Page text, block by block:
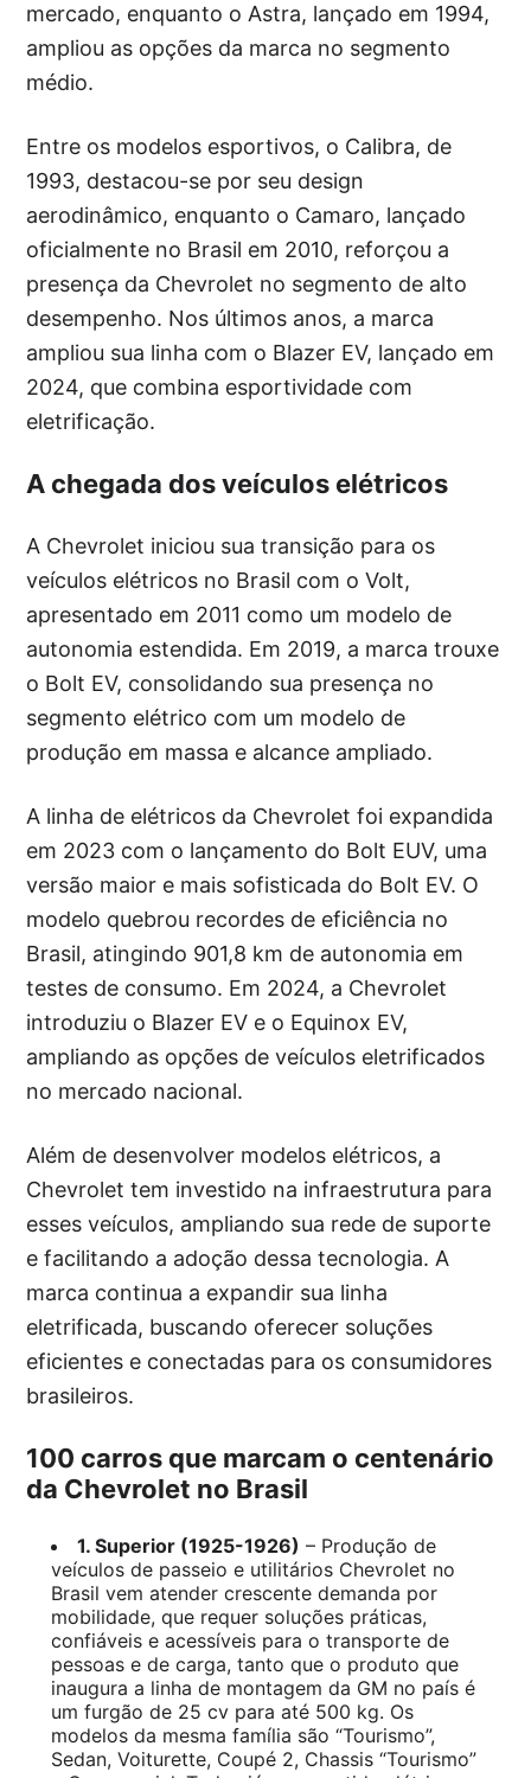
mercado, enquanto o Astra, lançado em 1994,
ampliou as opções da marca no segmento
médio.
Entre os modelos esportivos, o Calibra, de
1993, destacou-se por seu design
aerodinâmico, enquanto o Camaro, lançado
oficialmente no Brasil em 2010, reforçou a
presença da Chevrolet no segmento de alto
desempenho. Nos últimos anos, a marca
ampliou sua linha com o Blazer EV, lançado em
2024, que combina esportividade com
eletrificação.
A chegada dos veículos elétricos
A Chevrolet iniciou sua transição para os
veículos elétricos no Brasil com o Volt,
apresentado em 2011 como um modelo de
autonomia estendida. Em 2019, a marca trouxe
o Bolt EV, consolidando sua presença no
segmento elétrico com um modelo de
produção em massa e alcance ampliado.
A linha de elétricos da Chevrolet foi expandida
em 2023 com o lançamento do Bolt EUV, uma
versão maior e mais sofisticada do Bolt EV. O
modelo quebrou recordes de eficiência no
Brasil, atingindo 901,8 km de autonomia em
testes de consumo. Em 2024, a Chevrolet
introduziu o Blazer EV e o Equinox EV,
ampliando as opções de veículos eletrificados
no mercado nacional.
Além de desenvolver modelos elétricos, a
Chevrolet tem investido na infraestrutura para
esses veículos, ampliando sua rede de suporte
e facilitando a adoção dessa tecnologia. A
marca continua a expandir sua linha
eletrificada, buscando oferecer soluções
eficientes e conectadas para os consumidores
brasileiros.
100 carros que marcam o centenário
da Chevrolet no Brasil
1. Superior (1925-1926) – Produção de
veículos de passeio e utilitários Chevrolet no
Brasil vem atender crescente demanda por
mobilidade, que requer soluções práticas,
confiáveis e acessíveis para o transporte de
pessoas e de carga, tanto que o produto que
inaugura a linha de montagem da GM no país é
um furgão de 25 cv para até 500 kg. Os
modelos da mesma família são “Tourismo”,
Sedan, Voiturette, Coupé 2, Chassis “Tourismo”